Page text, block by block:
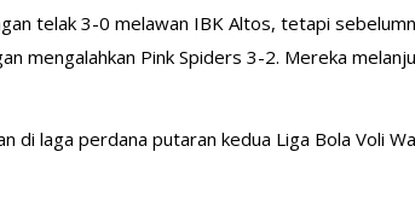
telak 3-0 melawan IBK Altos, tetapi
mengalahkan Pink Spiders 3-2. Mereka
di laga perdana putaran kedua Liga Bola Voli